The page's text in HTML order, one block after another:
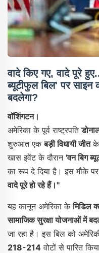
वादे किए गए, वादे पूरे
ब्यूटीफुल बिल' पर साइन
बदलेगा?
वॉशिंगटन।
अमेरिका के पूर्व राष्ट्रपति
शुरुआत एकबड़ी विधायी जीतके
खास इवेंट के दौरान 'वन बिग
का रूप दे दिया है। इस मौके
वादे पूरे हो रहे हैं।"
यह कानून अमेरिका केमिडिल
सामाजिक सुरक्षा योजनाओं में
जा रहा है। इस बिल को
218-214 वोटों से पारित